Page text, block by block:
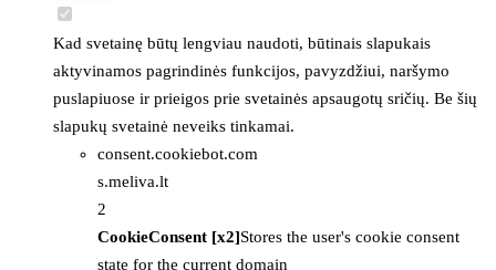
Kad svetainę būtų lengviau naudoti, būtinais slapukais
aktyvinamos pagrindinės funkcijos, pavyzdžiui, naršymo
puslapiuose ir prieigos prie svetainės apsaugotų sričių. Be šių
slapukų svetainė neveiks tinkamai.
consent.cookiebot.com
s.meliva.lt
2
CookieConsent [x2]Stores the user's cookie consent
state for the current domain